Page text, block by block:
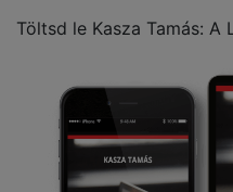
Töltsd le Kasza Tamás: